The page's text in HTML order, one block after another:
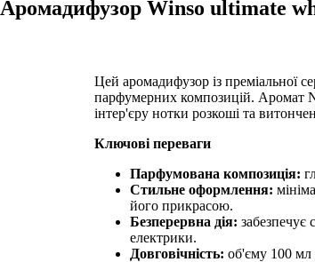
Аромадифузор Winso ultimate
Цей аромадифузор із преміальної
парфумерних композицій. Аромат
інтер'єру нотки розкоші та
Ключові переваги
Парфумована композиція:
Стильне оформлення:
його прикрасою.
Безперервна дія: забезпечує
електрики.
Довговічність: об'єму 100 мл